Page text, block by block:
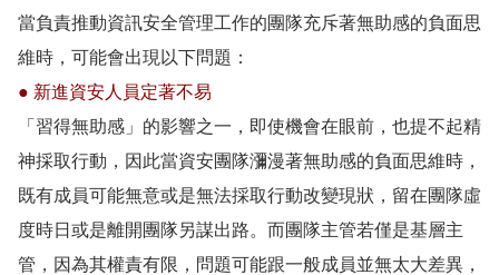
當負責推動資訊安全管理工作的團隊充斥著無助感的負面思
維時，可能會出現以下問題：
● 新進資安人員定著不易
「習得無助感」的影響之一，即使機會在眼前，也提不起精
神採取行動，因此當資安團隊瀰漫著無助感的負面思維時，
既有成員可能無意或是無法採取行動改變現狀，留在團隊虛
度時日或是離開團隊另謀出路。而團隊主管若僅是基層主
管，因為其權責有限，問題可能跟一般成員並無太大差異，